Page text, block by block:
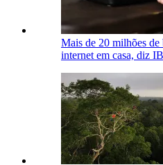
Mais de 20 milhões de
internet em casa, diz